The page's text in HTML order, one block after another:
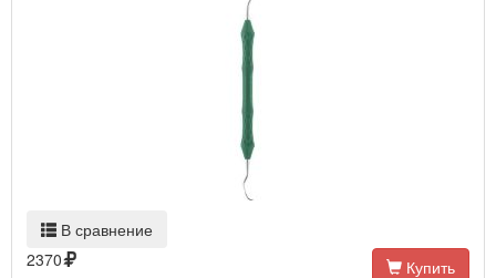
В сравнение
2370
Купить